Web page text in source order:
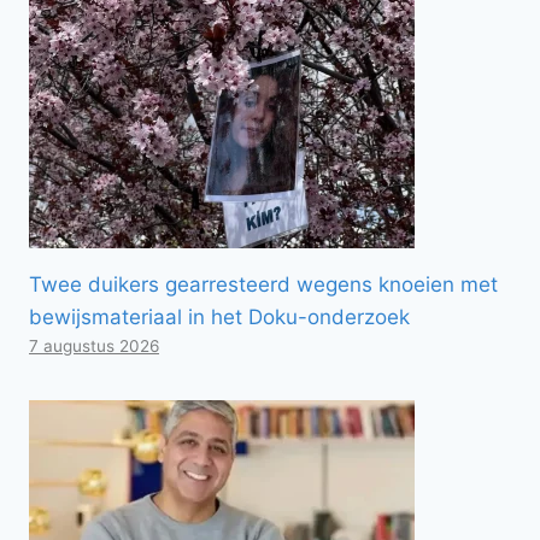
Twee duikers gearresteerd wegens knoeien met
bewijsmateriaal in het Doku-onderzoek
7 augustus 2026